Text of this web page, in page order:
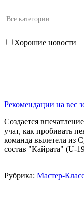
Все категории
Хорошие новости
Рекомендации на вес
Создается
учат, как пробивать
команда вылетела из
состав "Кайрата" (U-
Рубрика: Мастер-